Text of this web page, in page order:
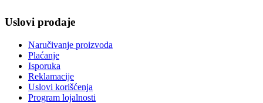
Uslovi prodaje
Naručivanje proizvoda
Plaćanje
Isporuka
Reklamacije
Uslovi korišćenja
Program lojalnosti